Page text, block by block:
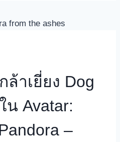
าเยี่ยง Dog
น Avatar:
–